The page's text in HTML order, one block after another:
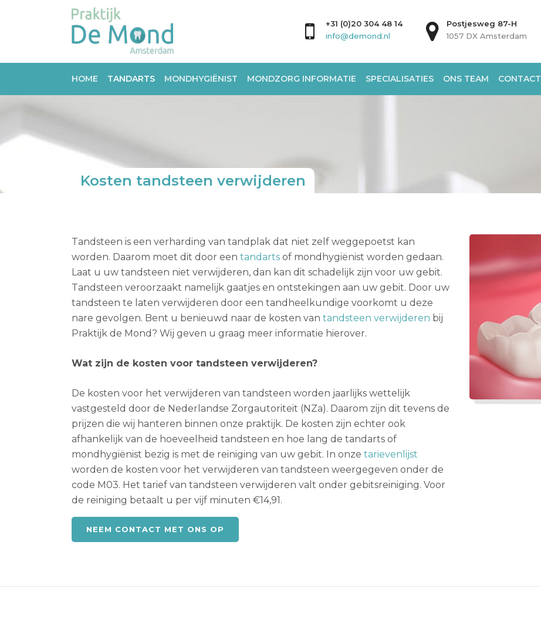
+31 (0)20 304 48 14
info@demond.nl
Postjesweg 87-H
1057 DX Amsterdam
HOME TANDARTS MONDHYGIËNIST MONDZORG INFORMATIE SPECIALISATIES ONS TEAM CONTACT
Kosten tandsteen verwijderen
Tandsteen is een verharding van tandplak dat niet zelf weggepoetst kan
worden. Daarom moet dit door een tandarts of mondhygiënist worden gedaan.
Laat u uw tandsteen niet verwijderen, dan kan dit schadelijk zijn voor uw gebit.
Tandsteen veroorzaakt namelijk gaatjes en ontstekingen aan uw gebit. Door uw
tandsteen te laten verwijderen door een tandheelkundige voorkomt u deze
nare gevolgen. Bent u benieuwd naar de kosten van tandsteen verwijderen bij
Praktijk de Mond? Wij geven u graag meer informatie hierover.
Wat zijn de kosten voor tandsteen verwijderen?
De kosten voor het verwijderen van tandsteen worden jaarlijks wettelijk
vastgesteld door de Nederlandse Zorgautoriteit (NZa). Daarom zijn dit tevens de
prijzen die wij hanteren binnen onze praktijk. De kosten zijn echter ook
afhankelijk van de hoeveelheid tandsteen en hoe lang de tandarts of
mondhygiënist bezig is met de reiniging van uw gebit. In onze tarievenlijst
worden de kosten voor het verwijderen van tandsteen weergegeven onder de
code M03. Het tarief van tandsteen verwijderen valt onder gebitsreiniging. Voor
de reiniging betaalt u per vijf minuten €14,91.
NEEM CONTACT MET ONS OP